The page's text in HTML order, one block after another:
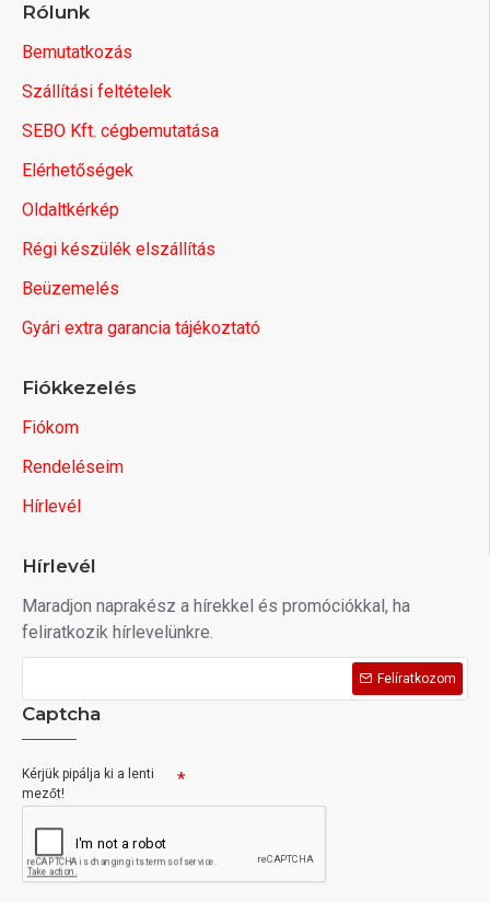
Rólunk
Bemutatkozás
Szállítási feltételek
SEBO Kft. cégbemutatása
Elérhetőségek
Oldaltkérkép
Régi készülék elszállítás
Beüzemelés
Gyári extra garancia tájékoztató
Fiókkezelés
Fiókom
Rendeléseim
Hírlevél
Hírlevél
Maradjon naprakész a hírekkel és promóciókkal, ha
feliratkozik hírlevelünkre.
Felíratkozom
Captcha
Kérjük pipálja ki a lenti
mezőt!